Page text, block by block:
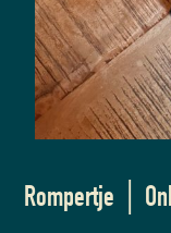
Rompertje │